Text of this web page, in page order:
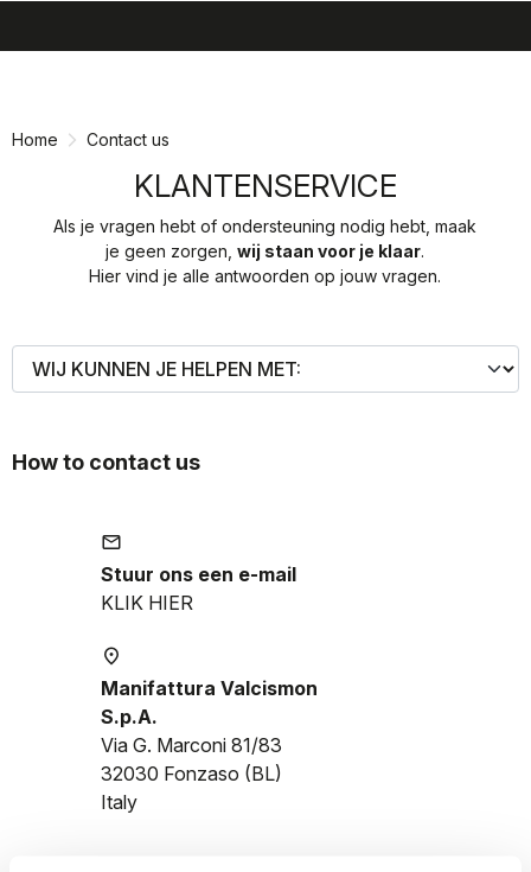
Home Contact us
KLANTENSERVICE
Als je vragen hebt of ondersteuning nodig hebt, maak
je geen zorgen,wij staan voor je klaar.
Hier vind je alle antwoorden op jouw vragen.
How to contact us
email
Stuur ons een e-mail
KLIK HIER
place
Manifattura Valcismon
S.p.A.
Via G. Marconi 81/83
32030 Fonzaso (BL)
Italy